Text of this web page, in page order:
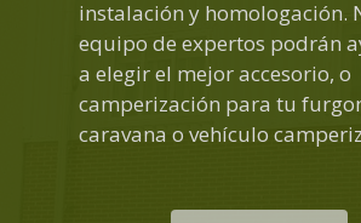
instalación y homologación.
equipo de expertos podrán
a elegir el mejor accesorio, o
camperización para tu
caravana o vehículo